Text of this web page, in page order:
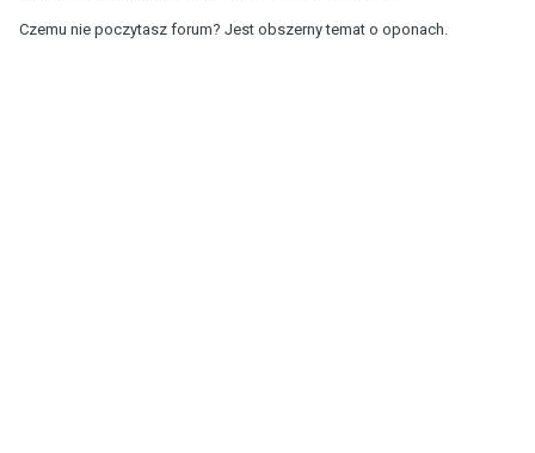
Czemu nie poczytasz forum? Jest obszerny temat o oponach.